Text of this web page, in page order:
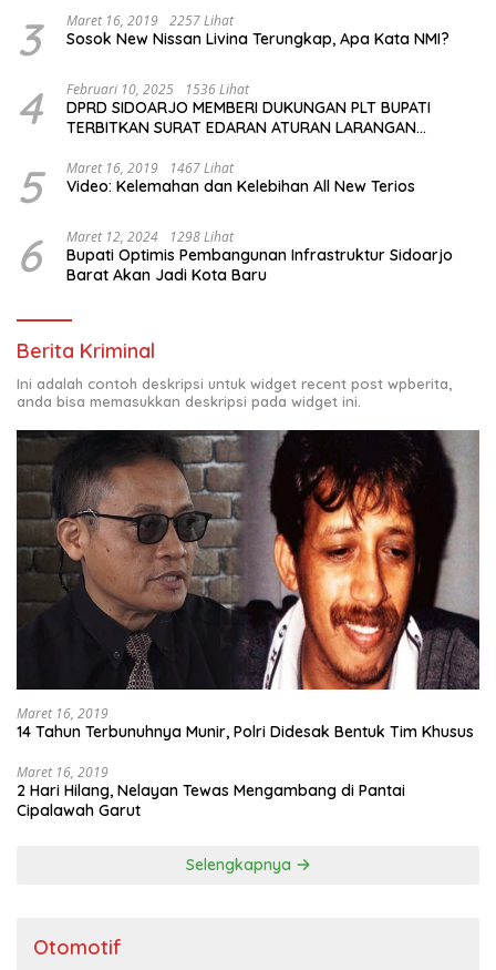
3 Maret 16, 2019 2257 Lihat
Sosok New Nissan Livina Terungkap, Apa Kata NMI?
4 Februari 10, 2025 1536 Lihat
DPRD SIDOARJO MEMBERI DUKUNGAN PLT BUPATI
TERBITKAN SURAT EDARAN ATURAN LARANGAN
KELUAR KOTA
5 Maret 16, 2019 1467 Lihat
Video: Kelemahan dan Kelebihan All New Terios
6 Maret 12, 2024 1298 Lihat
Bupati Optimis Pembangunan Infrastruktur Sidoarjo
Barat Akan Jadi Kota Baru
Berita Kriminal
Ini adalah contoh deskripsi untuk widget recent post wpberita,
anda bisa memasukkan deskripsi pada widget ini.
Maret 16, 2019
14 Tahun Terbunuhnya Munir, Polri Didesak Bentuk Tim Khusus
Maret 16, 2019
2 Hari Hilang, Nelayan Tewas Mengambang di Pantai
Cipalawah Garut
Selengkapnya
Otomotif